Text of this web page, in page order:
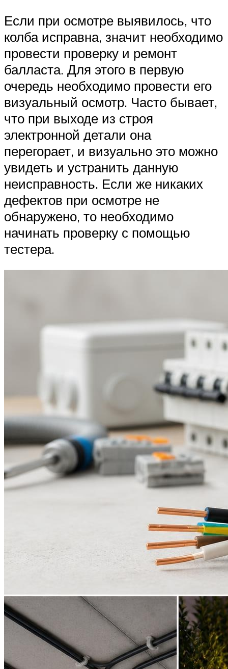
Если при осмотре выявилось, что
колба исправна, значит необходимо
провести проверку и ремонт
балласта. Для этого в первую
очередь необходимо провести его
визуальный осмотр. Часто бывает,
что при выходе из строя
электронной детали она
перегорает, и визуально это можно
увидеть и устранить данную
неисправность. Если же никаких
дефектов при осмотре не
обнаружено, то необходимо
начинать проверку с помощью
тестера.